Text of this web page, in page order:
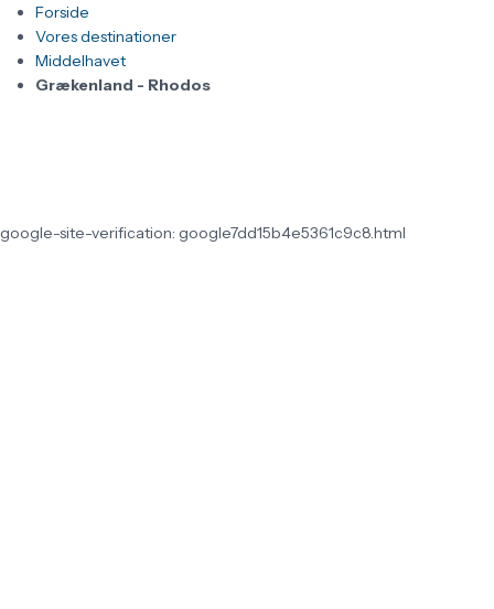
Forside
Vores destinationer
Middelhavet
Grækenland - Rhodos
google-site-verification: google7dd15b4e5361c9c8.html